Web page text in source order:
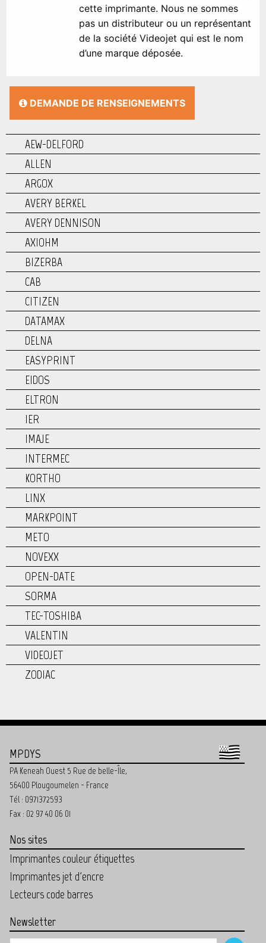
AEW-DELFORD
ALLEN
ARGOX
AVERY BERKEL
AVERY DENNISON
AXIOHM
BIZERBA
CAB
CITIZEN
DATAMAX
DELNA
EASYPRINT
EIDOS
ELTRON
IER
IMAJE
INTERMEC
KORTHO
LINX
MARKPOINT
METO
NOVEXX
OPEN-DATE
SORMA
TEC-TOSHIBA
VALENTIN
VIDEOJET
ZODIAC
cette imprimante. Nous ne sommes
pas un distributeur ou un représentant
de la société Videojet qui est le nom
d’une marque déposée.
DEMANDE DE RENSEIGNEMENTS
MPDYS
PA Keneah Ouest 5 Rue de belle-Île,
56400 Plougoumelen - France
Tél : 0971372593
Fax : 02 97 40 06 01
Nos sites
Imprimantes couleur étiquettes
Imprimantes jet d'encre
Lecteurs code barres
Newsletter